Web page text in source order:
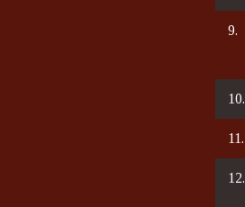
9.
10.
11.
12.